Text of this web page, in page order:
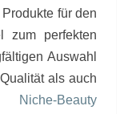
für den
zum perfekten
Auswahl
als auch
Niche-Beauty